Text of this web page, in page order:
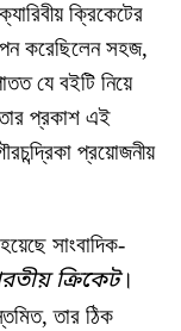
ক্রিকেটের
করেছিলেন সহজ,
যে বইটি নিয়ে
প্রকাশ এই
প্রয়োজনীয়
সাংবাদিক-
ক্রিকেট।
তার ঠিক